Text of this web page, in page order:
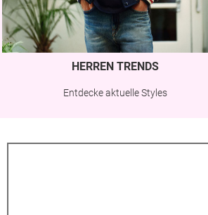
HERREN TRENDS
Entdecke aktuelle Styles